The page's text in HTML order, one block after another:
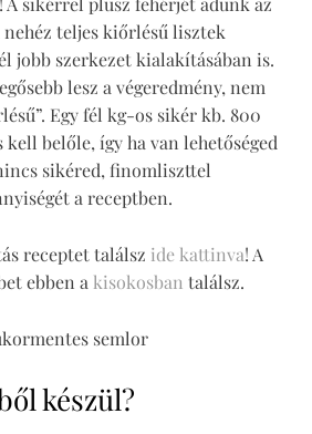
teljes kiőrlésű lisztek
jobb szerkezet kialakításában is.
lesz a végeredmény, nem
Egy fél kg-os sikér kb. 800
kell belőle, így ha van lehetőséged
sikéred, finomliszttel
a receptben.
receptet találsz ide kattinva! A
ebben akisokosban találsz.
készül?